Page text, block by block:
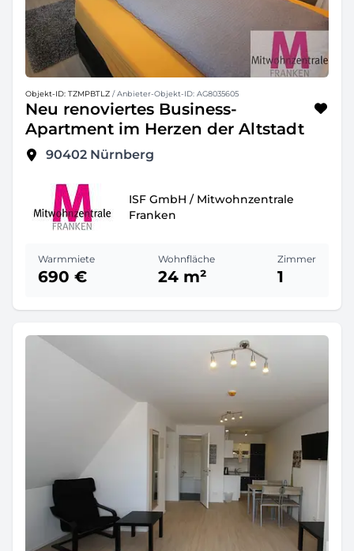
Objekt-ID: TZMPBTLZ / Anbieter-Objekt-ID: AG8035605
Neu renoviertes Business-
Apartment im Herzen der Altstadt
90402 Nürnberg
ISF GmbH / Mitwohnzentrale
Franken
Warmmiete
690 €
Wohnfläche
24 m²
Zimmer
1